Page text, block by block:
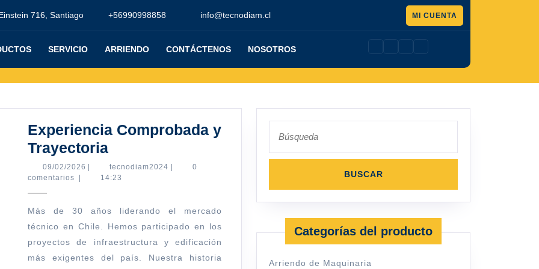
716, Santiago +56990998858 info@tecnodiam.cl MI CUENTA
presupuesto
SERVICIO ARRIENDO CONTÁCTENOS NOSOTROS
Experiencia Comprobada y
TrayectoriaExperiencia
Comprobada
y
09/02/2026 09/02/2026tecnodiam2024 tecnodiam2024
0
comentarios
14:23
Más de 30 años liderando el mercado
técnico en Chile. Hemos participado en los
proyectos de infraestructura y edificación
más exigentes del país. Nuestra historia
Categorías del producto
Arriendo de Maquinaria